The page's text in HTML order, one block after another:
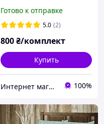
Германия
Готово к отправке
5.0 (2)
800₴/комплект
Купить
Интернет магазин тканин "Улюблена Постіль" 100%